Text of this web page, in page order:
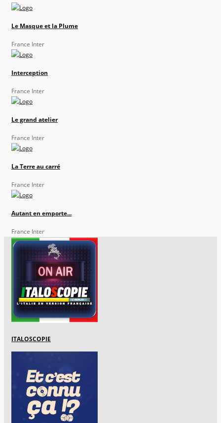
Le Masque et la Plume
France Inter
Interception
France Inter
Le grand atelier
France Inter
La Terre au carré
France Inter
Autant en emporte...
France Inter
ITALOSCOPIE